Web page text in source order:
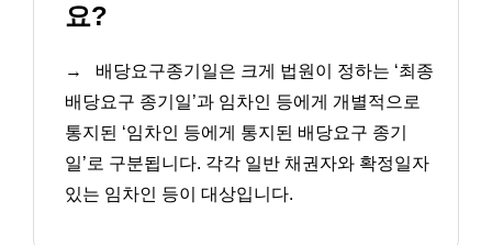
요?
→
배당요구종기일은 크게 법원이 정하는 ‘최종
배당요구 종기일’과 임차인 등에게 개별적으로
통지된 ‘임차인 등에게 통지된 배당요구 종기
일’로 구분됩니다. 각각 일반 채권자와 확정일자
있는 임차인 등이 대상입니다.